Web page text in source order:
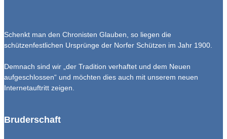
Schenkt man den Chronisten Glauben, so liegen die
schützenfestlichen Ursprünge der Norfer Schützen im Jahr 1900.
Demnach sind wir „der Tradition verhaftet und dem Neuen
aufgeschlossen“ und möchten dies auch mit unserem neuen
Internetauftritt zeigen.
Bruderschaft